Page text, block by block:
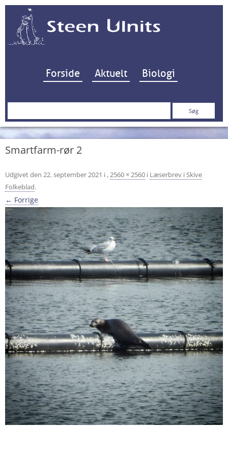
Hop til indhold
Forside Aktuelt Biologi
Søg
Smartfarm-rør 2
Udgivet den 22. september 2021 i ,2560 × 2560 i Læserbrev i Skive
Folkeblad.
← Forrige